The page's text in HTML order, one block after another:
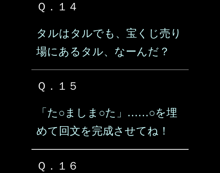
Ｑ．１４
タルはタルでも、宝くじ売り
場にあるタル、なーんだ？
Ｑ．１５
「た○ましま○た」……○を埋
めて回文を完成させてね！
Ｑ．１６